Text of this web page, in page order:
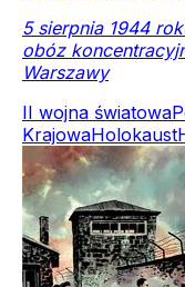
5 sierpnia 1944
obóz
Warszawy
II wojna światowa
KrajowaHolokaust